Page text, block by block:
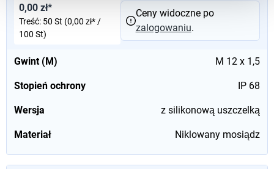
Gwint (M) M 12 x 1,5
Stopień ochrony IP 68
Wersja z silikonową uszczelką
Materiał Niklowany mosiądz
0,00 zł*
Treść: 50 St (0,00 zł* /
100 St)
Ceny widoczne po
zalogowaniu.